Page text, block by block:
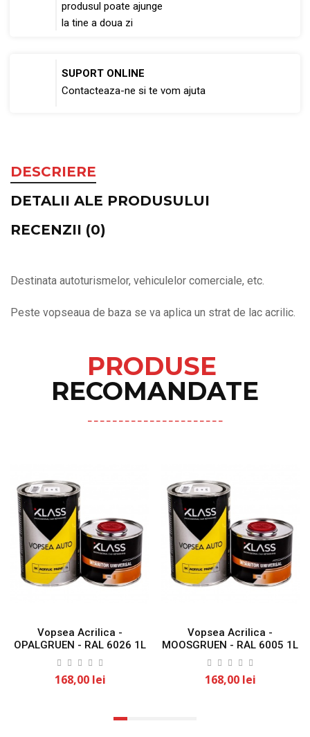
produsul poate ajunge
la tine a doua zi
SUPORT ONLINE
Contacteaza-ne si te vom ajuta
DESCRIERE
DETALII ALE PRODUSULUI
RECENZII (0)
Destinata autoturismelor, vehiculelor comerciale, etc.
Peste vopseaua de baza se va aplica un strat de lac acrilic.
PRODUSE
RECOMANDATE
Vopsea Acrilica -
OPALGRUEN - RAL 6026 1L
KLASS
168,00 lei
Vopsea Acrilica -
MOOSGRUEN - RAL 6005 1L
KLASS
168,00 lei